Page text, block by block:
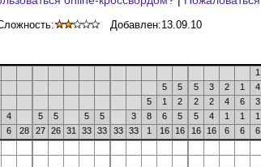
Добавлен:13.09.10
1
5
5 5 3 2 1 4
5 1 2 2 2 4 6 3
4 5 5 5 5 3 8 6 5 5 4 1 1 1
6 28 27 26 31 33 33 33 33 1 16 16 16 16 6 6 6